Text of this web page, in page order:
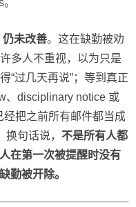
未改善。这在缺勤被劝
多人不重视，以为只是
“过几天再说”；等到真正
、disciplinary notice 或
把之前所有邮件都当成
换句话说， 不是所有人都
在第一次被提醒时没有
勤被开除。